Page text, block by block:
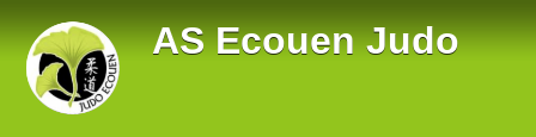
AS Ecouen Judo